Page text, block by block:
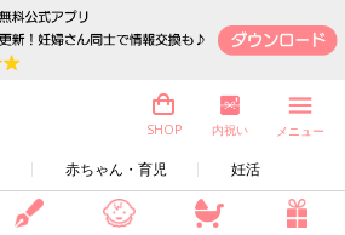
赤ちゃん・育児 妊活
SHOP 内祝い メニュー